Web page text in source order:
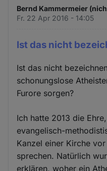
Bernd Kammermeier
Fr. 22 Apr 2016 - 14:05
Ist das nicht
Ist das nicht
schonungslose
Furore sorgen?
Ich hatte 2013 die
evangelisch-
Kanzel einer Kirche
sprechen. Natürlich
erklären, woher ein